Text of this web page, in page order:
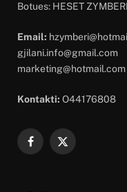
Botues: HESET ZYMBERI
Email:
gjilani.info@gmail.com
marketing@hotmail.com
Kontakti: O44176808
Facebook
X